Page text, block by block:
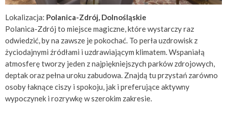
Lokalizacja: Polanica-Zdrój, Dolnośląskie
Polanica-Zdrój to miejsce magiczne, które wystarczy raz
odwiedzić, by na zawsze je pokochać. To perła uzdrowisk z
życiodajnymi źródłami i uzdrawiającym klimatem. Wspaniałą
atmosferę tworzy jeden z najpiękniejszych parków zdrojowych,
deptak oraz pełna uroku zabudowa. Znajdą tu przystań zarówno
osoby łaknące ciszy i spokoju, jak i preferujące aktywny
wypoczynek i rozrywkę w szerokim zakresie.